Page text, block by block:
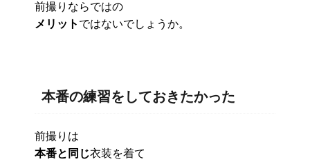
前撮りならではの
メリット ではないでしょうか。
本番の練習をしておきたかった
前撮りは
本番と同じ衣装を着て